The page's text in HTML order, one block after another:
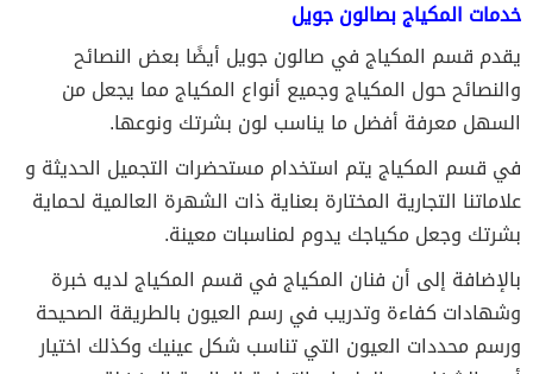
خدمات المكياج بصالون جويل
يقدم قسم المكياج في صالون جويل أيضًا بعض النصائح
والنصائح حول المكياج وجميع أنواع المكياج مما يجعل من
السهل معرفة أفضل ما يناسب لون بشرتك ونوعها.
في قسم المكياج يتم استخدام مستحضرات التجميل الحديثة و
علاماتنا التجارية المختارة بعناية ذات الشهرة العالمية لحماية
بشرتك وجعل مكياجك يدوم لمناسبات معينة.
بالإضافة إلى أن فنان المكياج في قسم المكياج لديه خبرة
وشهادات كفاءة وتدريب في رسم العيون بالطريقة الصحيحة
ورسم محددات العيون التي تناسب شكل عينيك وكذلك اختيار